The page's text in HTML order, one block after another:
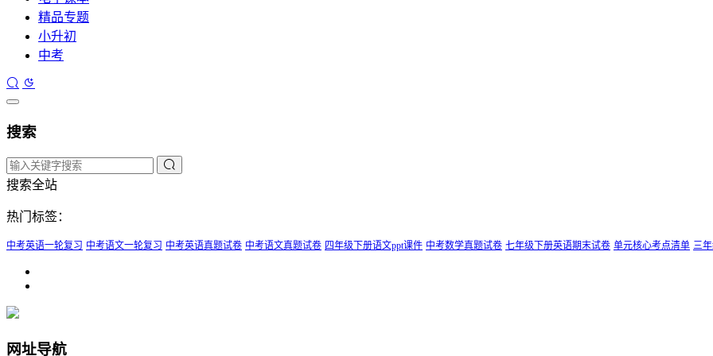
精品专题
小升初
中考
搜索
搜索全站
热门标签：
中考英语一轮复习 中考语文一轮复习 中考英语真题试卷 中考语文真题试卷 四年级下册语文ppt课件 中考数学真题试卷 七年级下册英语期末试卷 单元核心考点清单 三
网址导航